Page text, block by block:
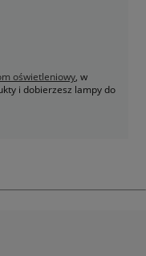
oświetleniowy, w
i dobierzesz lampy do